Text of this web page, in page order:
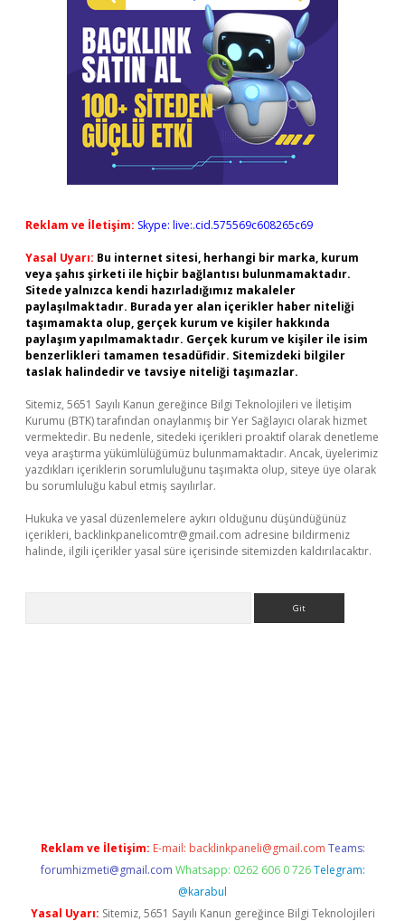
Reklam ve İletişim: Skype: live:.cid.575569c608265c69
Yasal Uyarı: Bu internet sitesi, herhangi bir marka, kurum
veya şahıs şirketi ile hiçbir bağlantısı bulunmamaktadır.
Sitede yalnızca kendi hazırladığımız makaleler
paylaşılmaktadır. Burada yer alan içerikler haber niteliği
taşımamakta olup, gerçek kurum ve kişiler hakkında
paylaşım yapılmamaktadır. Gerçek kurum ve kişiler ile isim
benzerlikleri tamamen tesadüfidir. Sitemizdeki bilgiler
taslak halindedir ve tavsiye niteliği taşımazlar.
Sitemiz, 5651 Sayılı Kanun gereğince Bilgi Teknolojileri ve İletişim
Kurumu (BTK) tarafından onaylanmış bir Yer Sağlayıcı olarak hizmet
vermektedir. Bu nedenle, sitedeki içerikleri proaktif olarak denetleme
veya araştırma yükümlülüğümüz bulunmamaktadır. Ancak, üyelerimiz
yazdıkları içeriklerin sorumluluğunu taşımakta olup, siteye üye olarak
bu sorumluluğu kabul etmiş sayılırlar.
Hukuka ve yasal düzenlemelere aykırı olduğunu düşündüğünüz
içerikleri, backlinkpanelicomtr@gmail.com adresine bildirmeniz
halinde, ilgili içerikler yasal süre içerisinde sitemizden kaldırılacaktır.
Reklam ve İletişim: E-mail: backlinkpaneli@gmail.com Teams:
forumhizmeti@gmail.com Whatsapp: 0262 606 0 726 Telegram:
@karabul
Yasal Uyarı: Sitemiz, 5651 Sayılı Kanun gereğince Bilgi Teknolojileri